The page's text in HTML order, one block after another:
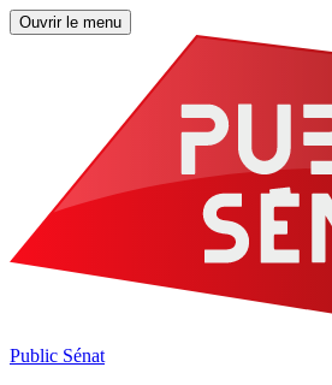
Ouvrir le menu
Public Sénat